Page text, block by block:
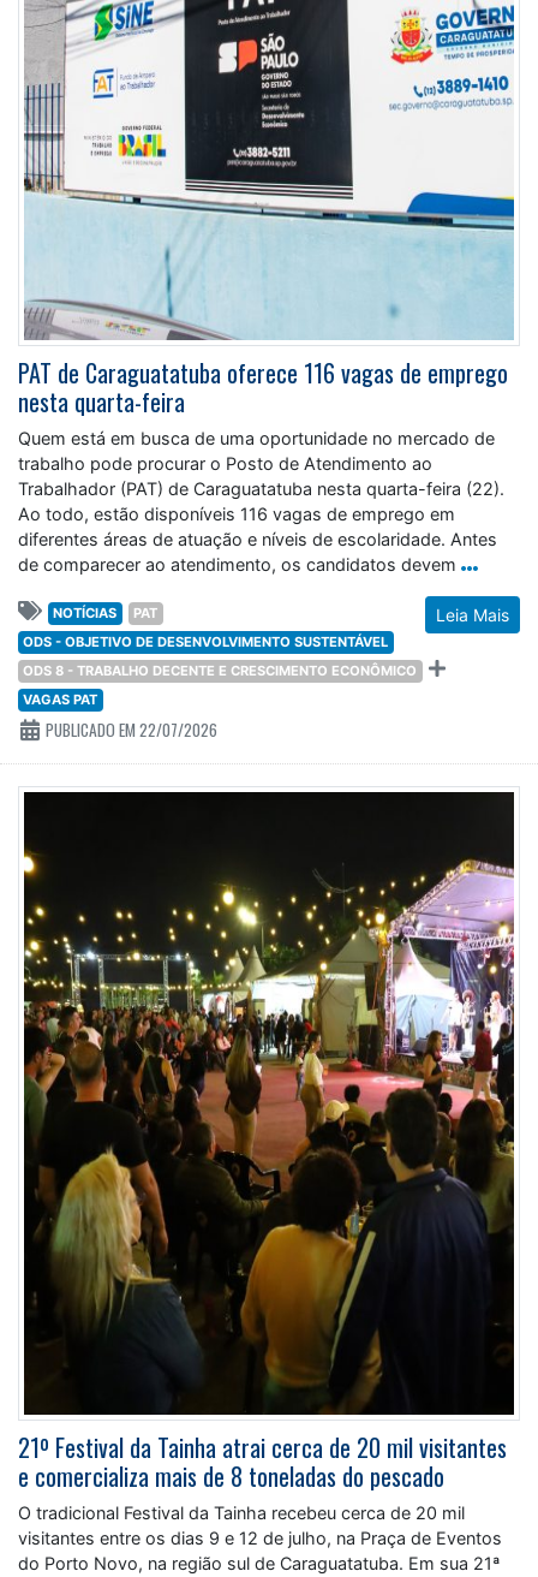
PAT de Caraguatatuba oferece 116 vagas de emprego
nesta quarta-feira
Quem está em busca de uma oportunidade no mercado de
trabalho pode procurar o Posto de Atendimento ao
Trabalhador (PAT) de Caraguatatuba nesta quarta-feira (22).
Ao todo, estão disponíveis 116 vagas de emprego em
diferentes áreas de atuação e níveis de escolaridade. Antes
de comparecer ao atendimento, os candidatos devem
Leia Mais
NOTÍCIAS
PAT
ODS - OBJETIVO DE DESENVOLVIMENTO SUSTENTÁVEL
ODS 8 - TRABALHO DECENTE E CRESCIMENTO ECONÔMICO
VAGAS PAT
PUBLICADO EM 22/07/2026
21º Festival da Tainha atrai cerca de 20 mil visitantes
e comercializa mais de 8 toneladas do pescado
O tradicional Festival da Tainha recebeu cerca de 20 mil
visitantes entre os dias 9 e 12 de julho, na Praça de Eventos
do Porto Novo, na região sul de Caraguatatuba. Em sua 21ª